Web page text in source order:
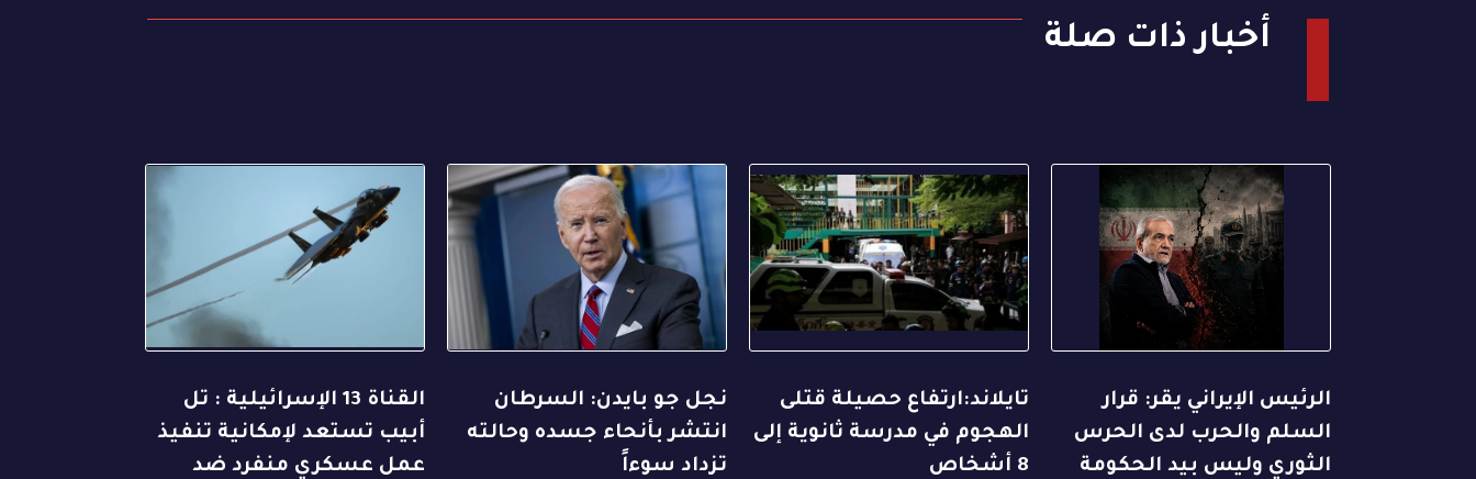
أخبار ذات صلة
الرئيس الإيراني يقر: قرار
السلم والحرب لدى الحرس
الثوري وليس بيد الحكومة
تايلاند:ارتفاع حصيلة قتلى
الهجوم في مدرسة ثانوية إلى
8 أشخاص
نجل جو بايدن: السرطان
انتشر بأنحاء جسده وحالته
تزداد سوءاً
القناة 13 الإسرائيلية : تل
أبيب تستعد لإمكانية تنفيذ
عمل عسكري منفرد ضد